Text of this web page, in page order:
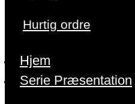
Hurtig ordre
Hjem
Serie Præsentation